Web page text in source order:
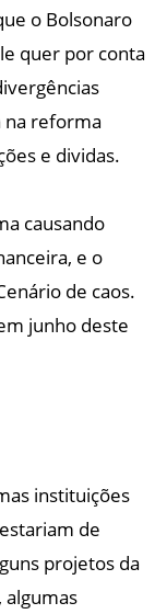
o Bolsonaro
quer por conta
na reforma
e dividas.
causando
e o
de caos.
junho deste
instituições
de
projetos da